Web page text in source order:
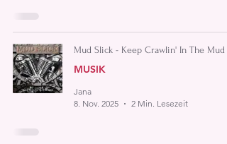
Mud Slick - Keep Crawlin' In The Mud
MUSIK
Jana
8. Nov. 2025
2 Min. Lesezeit